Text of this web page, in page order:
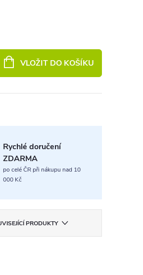
VLOŽIT DO KOŠÍKU
Rychlé doručení
ZDARMA
po celé ČR při nákupu nad 10
000 Kč
PRODUKTY